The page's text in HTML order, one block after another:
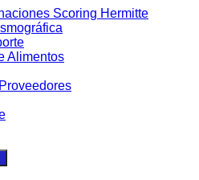
Scoring Hermitte
Alimentos